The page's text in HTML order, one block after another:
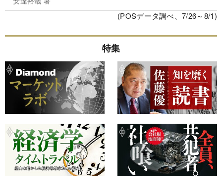
(POSデータ調べ、7/26～8/1)
特集